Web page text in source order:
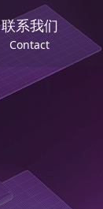
联系我们
Contact